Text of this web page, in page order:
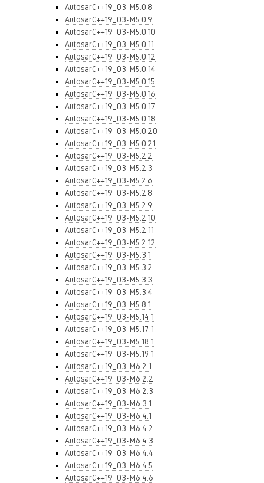
AutosarC++19_03-M5.0.8
AutosarC++19_03-M5.0.9
AutosarC++19_03-M5.0.10
AutosarC++19_03-M5.0.11
AutosarC++19_03-M5.0.12
AutosarC++19_03-M5.0.14
AutosarC++19_03-M5.0.15
AutosarC++19_03-M5.0.16
AutosarC++19_03-M5.0.17
AutosarC++19_03-M5.0.18
AutosarC++19_03-M5.0.20
AutosarC++19_03-M5.0.21
AutosarC++19_03-M5.2.2
AutosarC++19_03-M5.2.3
AutosarC++19_03-M5.2.6
AutosarC++19_03-M5.2.8
AutosarC++19_03-M5.2.9
AutosarC++19_03-M5.2.10
AutosarC++19_03-M5.2.11
AutosarC++19_03-M5.2.12
AutosarC++19_03-M5.3.1
AutosarC++19_03-M5.3.2
AutosarC++19_03-M5.3.3
AutosarC++19_03-M5.3.4
AutosarC++19_03-M5.8.1
AutosarC++19_03-M5.14.1
AutosarC++19_03-M5.17.1
AutosarC++19_03-M5.18.1
AutosarC++19_03-M5.19.1
AutosarC++19_03-M6.2.1
AutosarC++19_03-M6.2.2
AutosarC++19_03-M6.2.3
AutosarC++19_03-M6.3.1
AutosarC++19_03-M6.4.1
AutosarC++19_03-M6.4.2
AutosarC++19_03-M6.4.3
AutosarC++19_03-M6.4.4
AutosarC++19_03-M6.4.5
AutosarC++19_03-M6.4.6